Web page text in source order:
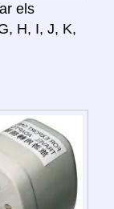
els
H, I, J, K,